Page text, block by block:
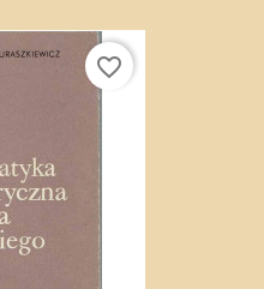
favorite_border